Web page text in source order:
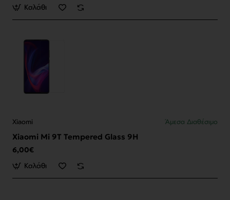
Καλάθι
Xiaomi Άμεσα Διαθέσιμο
Xiaomi Mi 9T Tempered Glass 9H
6,00€
Καλάθι